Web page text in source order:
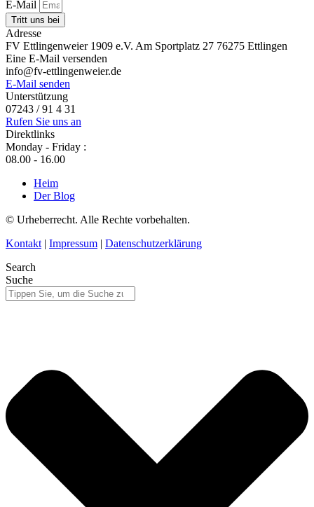
E-Mail
Tritt uns bei
Adresse
FV Ettlingenweier 1909 e.V. Am Sportplatz 27 76275 Ettlingen
Eine E-Mail versenden
info@fv-ettlingenweier.de
E-Mail senden
Unterstützung
07243 / 91 4 31
Rufen Sie uns an
Direktlinks
Monday - Friday :
08.00 - 16.00
Heim
Der Blog
© Urheberrecht. Alle Rechte vorbehalten.
Kontakt | Impressum | Datenschutzerklärung
Search
Suche